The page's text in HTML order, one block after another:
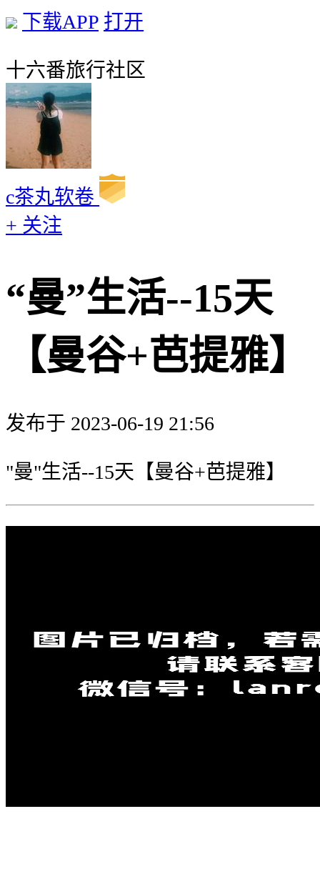
下载APP 打开
十六番旅行社区
c茶丸软卷
+ 关注
“曼”生活--15天
【曼谷+芭提雅】
发布于 2023-06-19 21:56
"曼"生活--15天【曼谷+芭提雅】